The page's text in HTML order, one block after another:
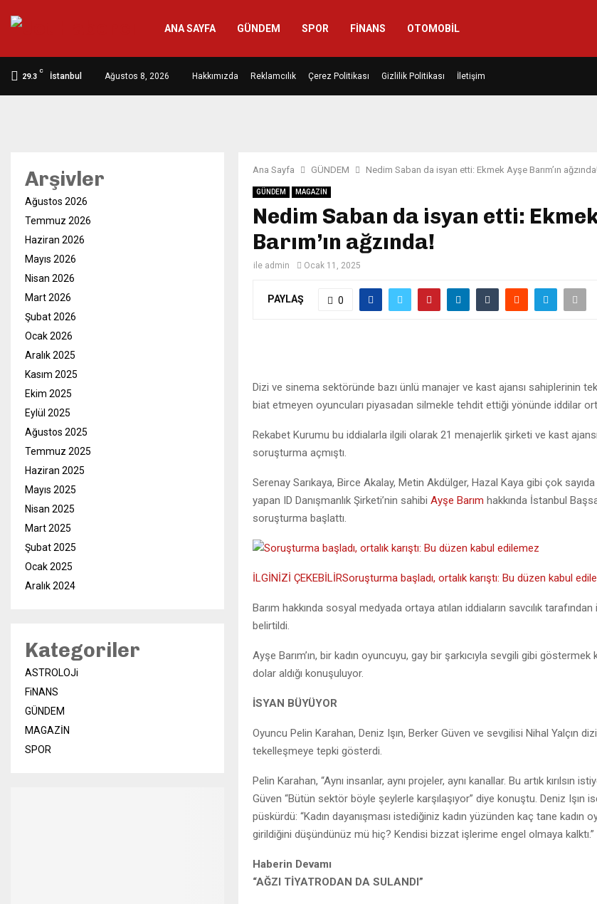
ANA SAYFA GÜNDEM SPOR FINANS OTOMOBIL
29.3
C
İstanbul Ağustos 8, 2026 Hakkımızda Reklamcılık Çerez Politikası Gizlilik Politikası İletişim
Ana Sayfa GÜNDEM Nedim Saban da isyan etti: Ekmek Ayşe Barım’ın
GÜNDEM MAGAZİN
Nedim Saban da isyan etti:
Barım’ın ağzında!
ile admin Ocak 11, 2025
PAYLAŞ 0
Dizi ve sinema sektöründe bazı ünlü manajer ve kast ajansı sahiplerinin
biat etmeyen oyuncuları piyasadan silmekle tehdit ettiği yönünde iddilar
Rekabet Kurumu bu iddialarla ilgili olarak 21 menajerlik şirketi ve kast
soruşturma açmıştı.
Serenay Sarıkaya, Birce Akalay, Metin Akdülger, Hazal Kaya gibi çok sayıda
yapan ID Danışmanlık Şirketi’nin sahibi Ayşe Barım hakkında İstanbul
soruşturma başlattı.
İLGİNİZİ ÇEKEBİLİRSoruşturma başladı, ortalık karıştı: Bu düzen kabul
Barım hakkında sosyal medyada ortaya atılan iddiaların savcılık
belirtildi.
Ayşe Barım’ın, bir kadın oyuncuyu, gay bir şarkıcıyla sevgili gibi göstermek
dolar aldığı konuşuluyor.
İSYAN BÜYÜYOR
Oyuncu Pelin Karahan, Deniz Işın, Berker Güven ve sevgilisi Nihal Yalçın
tekelleşmeye tepki gösterdi.
Pelin Karahan, “Aynı insanlar, aynı projeler, aynı kanallar. Bu artık kırılsın
Güven “Bütün sektör böyle şeylerle karşılaşıyor” diye konuştu. Deniz Işın
püskürdü: “Kadın dayanışması istediğiniz kadın yüzünden kaç tane kadın
girildiğini düşündünüz mü hiç? Kendisi bizzat işlerime engel olmaya kalktı.”
Haberin Devamı
“AĞZI TİYATRODAN DA SULANDI”
Arşivler
Ağustos 2026
Temmuz 2026
Haziran 2026
Mayıs 2026
Nisan 2026
Mart 2026
Şubat 2026
Ocak 2026
Aralık 2025
Kasım 2025
Ekim 2025
Eylül 2025
Ağustos 2025
Temmuz 2025
Haziran 2025
Mayıs 2025
Nisan 2025
Mart 2025
Şubat 2025
Ocak 2025
Aralık 2024
Kategoriler
ASTROLOJi
FiNANS
GÜNDEM
MAGAZİN
SPOR